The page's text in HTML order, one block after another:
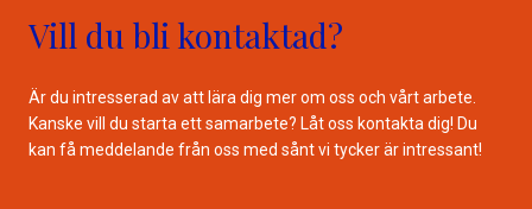
Vill du bli kontaktad?
Är du intresserad av att lära dig mer om oss och vårt arbete.
Kanske vill du starta ett samarbete? Låt oss kontakta dig! Du
kan få meddelande från oss med sånt vi tycker är intressant!